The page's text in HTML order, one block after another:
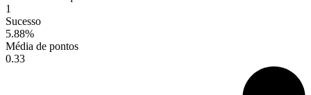
1
Sucesso
5.88%
Média de pontos
0.33